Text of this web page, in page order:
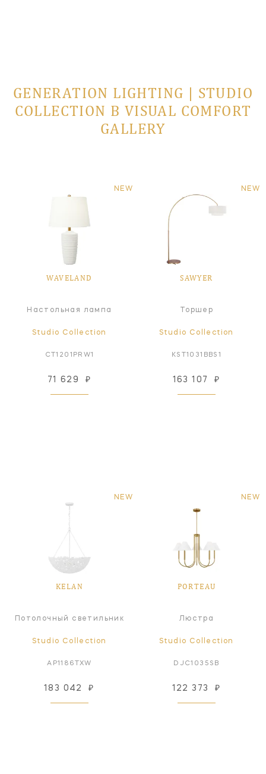
GENERATION LIGHTING | STUDIO
COLLECTION В VISUAL COMFORT
GALLERY
NEW
WAVELAND
Настольная лампа
Studio Collection
CT1201PRW1
71 629 ₽
NEW
SAWYER
Торшер
Studio Collection
KST1031BBS1
163 107 ₽
NEW
KELAN
Потолочный светильник
Studio Collection
AP1186TXW
183 042 ₽
NEW
PORTEAU
Люстра
Studio Collection
DJC1035SB
122 373 ₽